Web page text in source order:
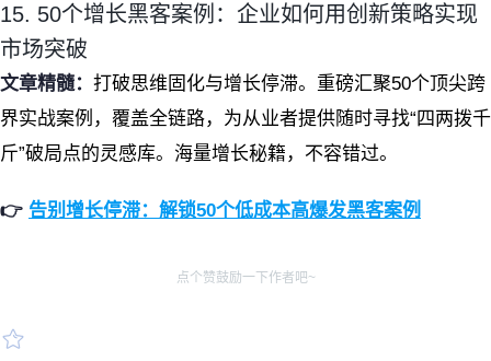
15. 50个增长黑客案例：企业如何用创新策略实现
市场突破
文章精髓： 打破思维固化与增长停滞。重磅汇聚50个顶尖跨
界实战案例，覆盖全链路，为从业者提供随时寻找“四两拨千
斤”破局点的灵感库。海量增长秘籍，不容错过。
👉 告别增长停滞：解锁50个低成本高爆发黑客案例
点个赞鼓励一下作者吧~